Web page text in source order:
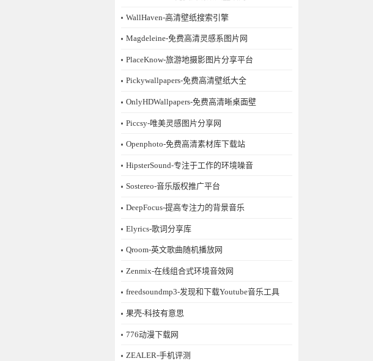
WallHaven-高清壁纸搜索引擎
Magdeleine-免费高清灵感系图片网
PlaceKnow-旅游地摄影图片分享平台
Pickywallpapers-免费高清壁纸大全
OnlyHDWallpapers-免费高清晰桌面壁
Piccsy-唯美灵感图片分享网
Openphoto-免费高清素材库下载站
HipsterSound-专注于工作的环境噪音
Sostereo-音乐版权推广平台
DeepFocus-提高专注力的背景音乐
Elyrics-歌词分享库
Qroom-英文歌曲随机播放网
Zenmix-在线组合式环境音效网
freedsoundmp3-发现和下载Youtube音乐工具
果壳-科技有意思
776动漫下载网
ZEALER-手机评测